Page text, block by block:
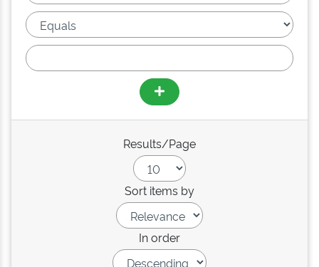
Results/Page
Sort items by
In order